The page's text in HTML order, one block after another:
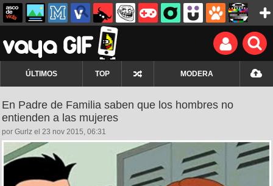
ÚLTIMOS TOP MODERA
En Padre de Familia saben que los hombres no
entienden a las mujeres
por Gurlz el 23 nov 2015, 06:31